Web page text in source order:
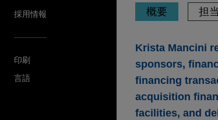
採用情報
印刷
言語
概要 担
Krista Mancini
sponsors,
financing
acquisition
facilities, and